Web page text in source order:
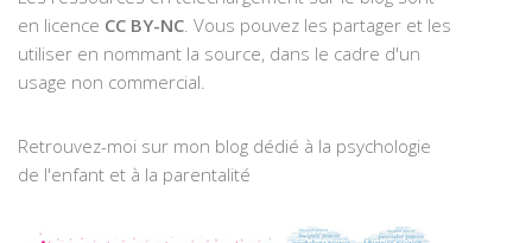
en licence CC BY-NC. Vous pouvez les partager et les
utiliser en nommant la source, dans le cadre d'un
usage non commercial.
Retrouvez-moi sur mon blog dédié à la psychologie
de l'enfant et à la parentalité